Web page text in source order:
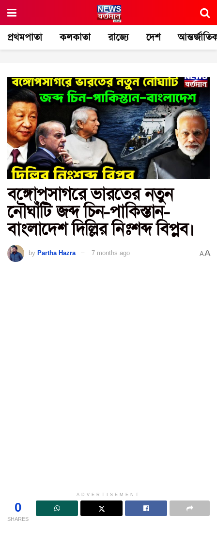
প্রথমপাতা কলকাতা রাজ্যে দেশ
বঙ্গোপসাগরে ভারতের নতুন
নৌঘাঁটি জব্দ চিন-পাকিস্তান-
বাংলাদেশ দিল্লির নিঃশব্দ বিপ্লব।
by Partha Hazra 7 months ago AA
ADVERTISEMENT
0
SHARES